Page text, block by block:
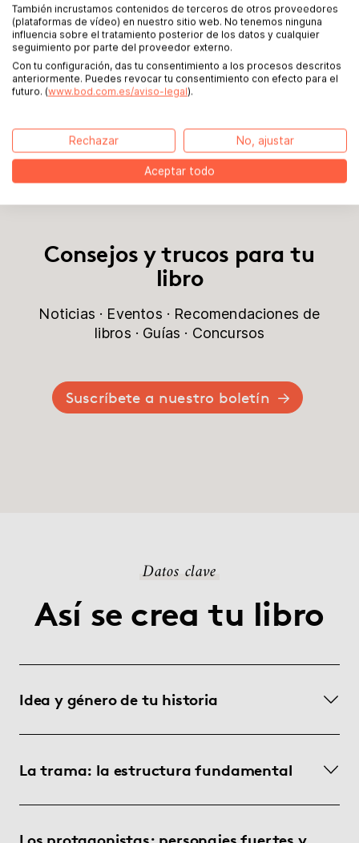
Publica tu historia local
Comenzar ahora
Consejos y trucos para tu
libro
Noticias · Eventos · Recomendaciones de
libros · Guías · Concursos
Suscríbete a nuestro boletín
Datos clave
Así se crea tu libro
Idea y género de tu historia
La trama: la estructura fundamental
También incrustamos contenidos de terceros de otros proveedores
(plataformas de vídeo) en nuestro sitio web. No tenemos ninguna
influencia sobre el tratamiento posterior de los datos y cualquier
seguimiento por parte del proveedor externo.
Con tu configuración, das tu consentimiento a los procesos descritos
anteriormente. Puedes revocar tu consentimiento con efecto para el
futuro. (www.bod.com.es/aviso-legal).
Rechazar No, ajustar
Aceptar todo